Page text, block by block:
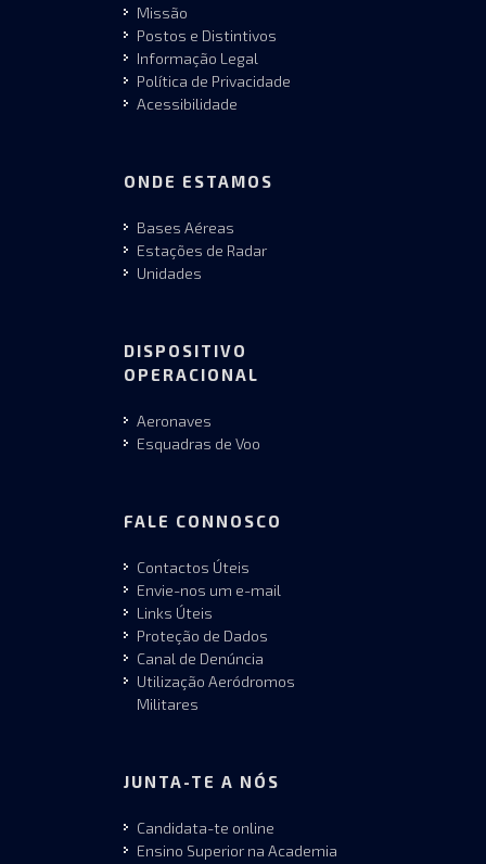
Missão
Postos e Distintivos
Informação Legal
Política de Privacidade
Acessibilidade
ONDE ESTAMOS
Bases Aéreas
Estações de Radar
Unidades
DISPOSITIVO
OPERACIONAL
Aeronaves
Esquadras de Voo
FALE CONNOSCO
Contactos Úteis
Envie-nos um e-mail
Links Úteis
Proteção de Dados
Canal de Denúncia
Utilização Aeródromos
Militares
JUNTA-TE A NÓS
Candidata-te online
Ensino Superior na Academia